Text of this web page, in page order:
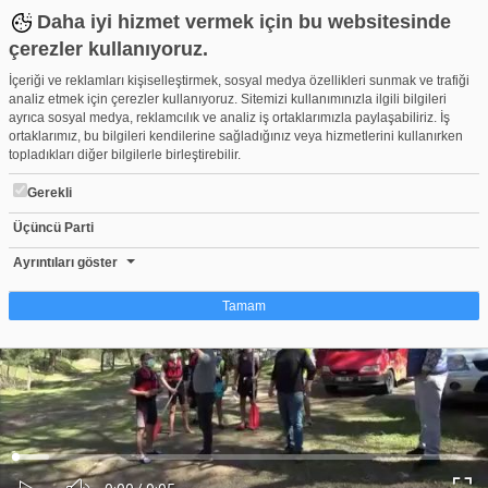
Daha iyi hizmet vermek için bu websitesinde
çerezler kullanıyoruz.
İçeriği ve reklamları kişiselleştirmek, sosyal medya özellikleri sunmak ve trafiği
analiz etmek için çerezler kullanıyoruz. Sitemizi kullanımınızla ilgili bilgileri
ayrıca sosyal medya, reklamcılık ve analiz iş ortaklarımızla paylaşabiliriz. İş
ortaklarımız, bu bilgileri kendilerine sağladığınız veya hizmetlerini kullanırken
topladıkları diğer bilgilerle birleştirebilir.
Gerekli
Üçüncü Parti
Ayrıntıları göster
Tamam
Çerez nedir?
Çerezler, web-sitelerinin, kullanıcıların deneyimlerini daha verimli hale getirmek
amacıyla kullandığı küçük metin dosyalarıdır. Yasalara göre, bu sitenin
işletilmesi için kesinlikle gerekli olan çerezleri cihazınıza yerleştirebiliyoruz.
Diğer çerez türleri için sizden izin almamız gerekiyor. Bu site farklı çerez türleri
kullanmaktadır. Bazı çerezler, sayfalarımızda yer alan üçüncü şahıs hizmetleri
tarafından yerleştirilir. İzniniz şu alanlar için geçerlidir: web.tv
Ses
Yüklendi:
0%
Yükleniyor:
0%
Çok acı tesadüf! Rafettin Uğur Çimen'in cansız bedeni bulundu...